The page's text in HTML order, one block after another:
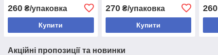
дівчат
260 ₴/упаковка
Купити
пляжу
270₴/упаковка
Купити
260
Акційні пропозиції та новинки